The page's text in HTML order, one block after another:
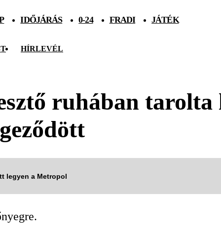
IDŐJÁRÁS 0-24 FRADI JÁTÉK
HÍRLEVÉL
ruhában
legyen a Metropol